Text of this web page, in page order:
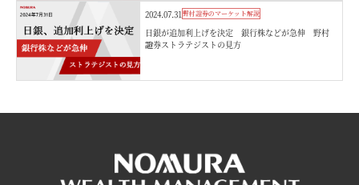
2024.07.31 野村證券のマーケット解説
日銀が追加利上げを決定 銀行株などが急伸 野村
證券ストラテジストの見方